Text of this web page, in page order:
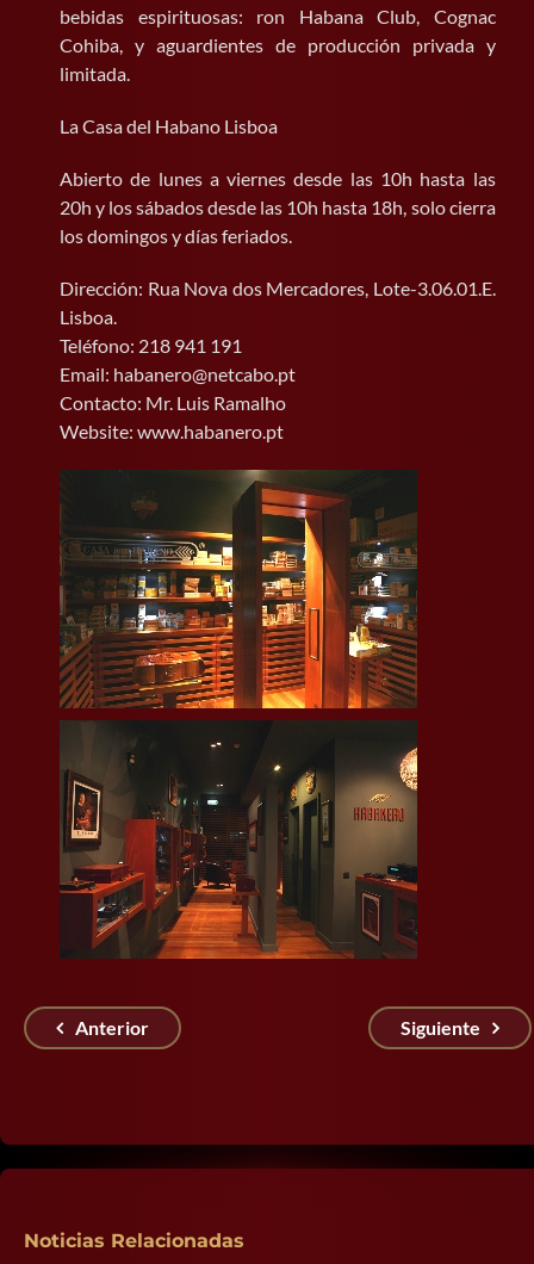
bebidas espirituosas: ron Habana Club, Cognac
Cohiba, y aguardientes de producción privada y
limitada.
La Casa del Habano Lisboa
Abierto de lunes a viernes desde las 10h hasta las
20h y los sábados desde las 10h hasta 18h, solo cierra
los domingos y días feriados.
Dirección: Rua Nova dos Mercadores, Lote-3.06.01.E.
Lisboa.
Teléfono: 218 941 191
Email: habanero@netcabo.pt
Contacto: Mr. Luis Ramalho
Website: www.habanero.pt
Anterior Siguiente
Noticias Relacionadas